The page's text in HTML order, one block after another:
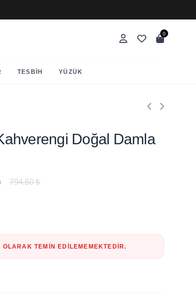
0
TESBIH YÜZÜK
Doğal Damla
794.60 ₺
OLARAK TEMIN EDILEMEMEKTEDIR.